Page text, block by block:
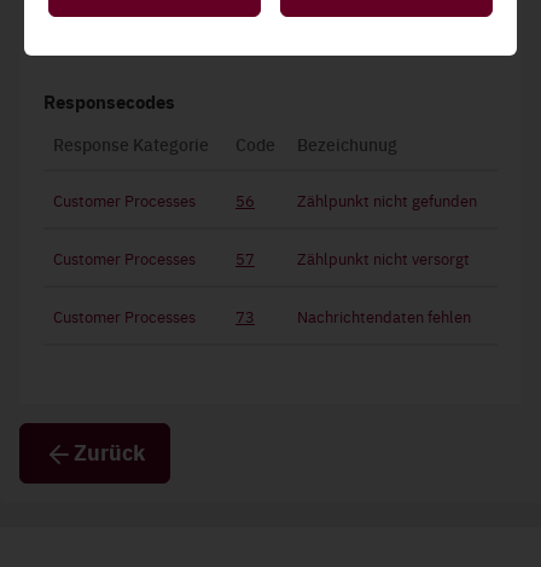
Responsecodes
Response Kategorie Code Bezeichunug
Customer Processes 56 Zählpunkt nicht gefunden
Customer Processes 57 Zählpunkt nicht versorgt
Customer Processes 73 Nachrichtendaten fehlen
Zurück
Diese stellen grundlegende Funktionen der Website